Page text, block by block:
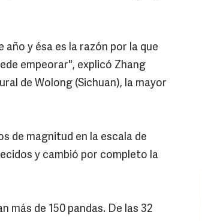
y ésa es la razón por la que
empeorar", explicó Zhang
de Wolong (Sichuan), la mayor
de magnitud en la escala de
y cambió por completo la
más de 150 pandas. De las 32